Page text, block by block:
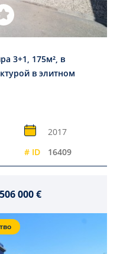
3+1, 175м², в
в элитном
2017
# ID 16409
506 000 €